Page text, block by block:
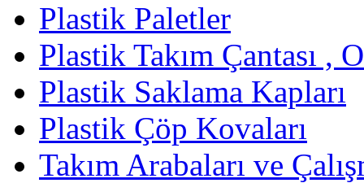
Plastik Paletler
Plastik Takım Çantası ,
Plastik Saklama Kapları
Plastik Çöp Kovaları
Takım Arabaları ve